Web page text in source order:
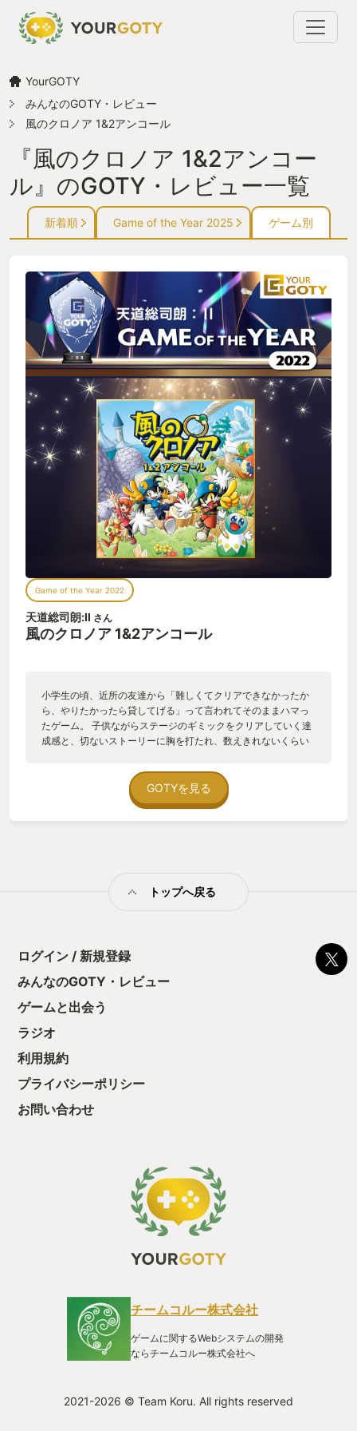
YourGOTY
みんなのGOTY・レビュー
風のクロノア 1&2アンコール
『風のクロノア 1&2アンコー
ル』のGOTY・レビュー一覧
新着順 Game of the Year 2025 ゲーム別
Game of the Year 2022
天道総司朗:Ⅱ さん
風のクロノア 1&2アンコール
小学生の頃、近所の友達から「難しくてクリアできなかったか
ら、やりたかったら貸してげる」って言われてそのままハマっ
たゲーム。 子供ながらステージのギミックをクリアしていく達
成感と、切ないストーリーに胸を打たれ、数えきれないくらい
かった気はするけど、とにかく全てのステージが懐かしすぎ
て、プレイ中ずっと破顔してたw あと、セーブの時のBGMが好
きすぎてサントラまで買った。
GOTYを見る
トップへ戻る
ログイン / 新規登録
みんなのGOTY・レビュー
ゲームと出会う
ラジオ
利用規約
プライバシーポリシー
お問い合わせ
チームコルー株式会社
ゲームに関するWebシステムの開発
ならチームコルー株式会社へ
2021-2026 © Team Koru. All rights reserved